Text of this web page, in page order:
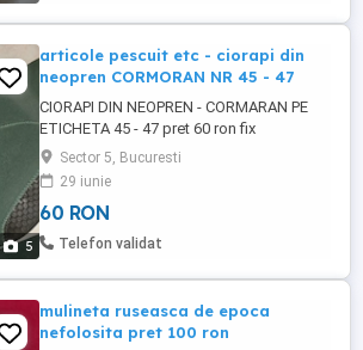
5
articole pescuit etc - ciorapi din
neopren CORMORAN NR 45 - 47
CIORAPI DIN NEOPREN - CORMARAN PE
ETICHETA 45 - 47 pret 60 ron fix
Sector 5, Bucuresti
29 iunie
60 RON
Telefon validat
mulineta ruseasca de epoca
nefolosita pret 100 ron